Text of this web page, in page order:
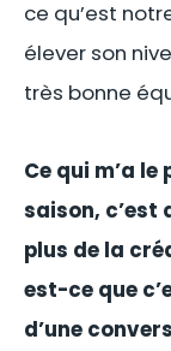
ce qu’est
élever son
très bonne
Ce qui m’a
saison, c’est
plus de la
est-ce que
d’une